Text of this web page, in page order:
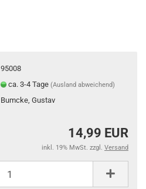
95008
ca. 3-4 Tage(Ausland abweichend)
Bumcke, Gustav
14,99 EUR
inkl. 19% MwSt. zzgl. Versand